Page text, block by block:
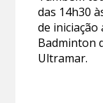
das 14h30
de iniciação
Badminton
Ultramar.